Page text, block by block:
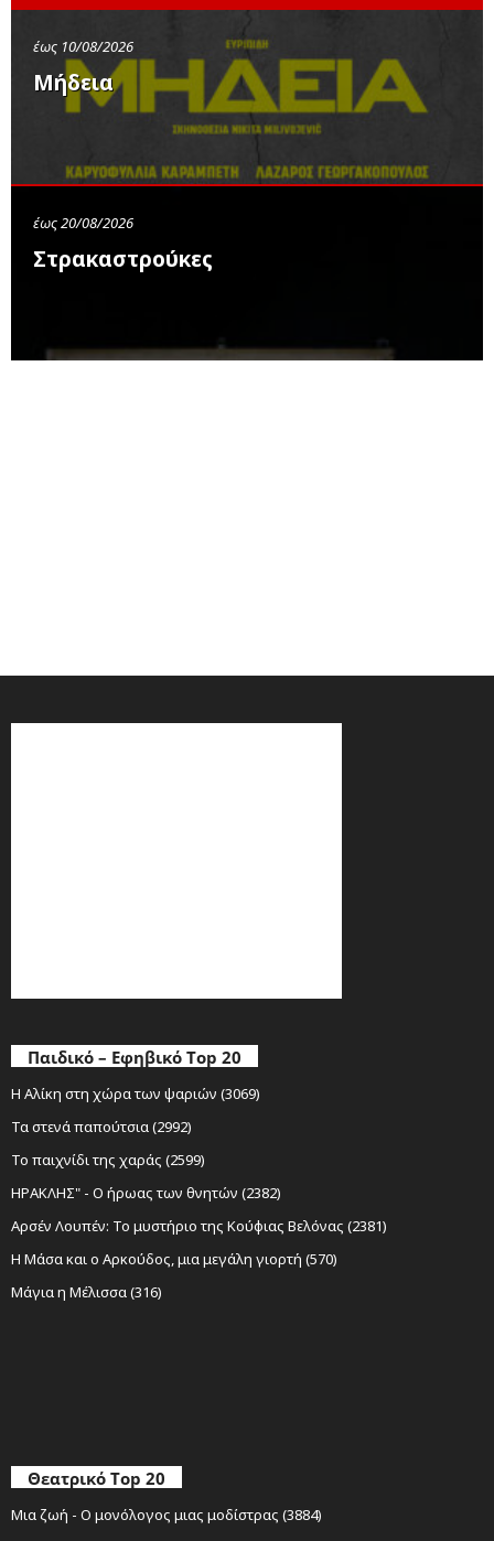
έως 10/08/2026
Μήδεια
έως 20/08/2026
Στρακαστρούκες
Παιδικό – Εφηβικό Top 20
Η Αλίκη στη χώρα των ψαριών (3069)
Τα στενά παπούτσια (2992)
Το παιχνίδι της χαράς (2599)
ΗΡΑΚΛΗΣ" - Ο ήρωας των θνητών (2382)
Αρσέν Λουπέν: Το μυστήριο της Κούφιας Βελόνας (2381)
Η Μάσα και ο Αρκούδος, μια μεγάλη γιορτή (570)
Μάγια η Μέλισσα (316)
Θεατρικό Top 20
Μια ζωή - Ο μονόλογος μιας μοδίστρας (3884)